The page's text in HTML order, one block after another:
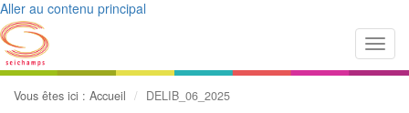
Aller au contenu principal
Vous êtes ici : Accueil DELIB_06_2025